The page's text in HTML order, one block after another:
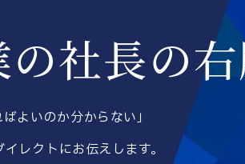
社長の
よいのか分からない」
レクトにお伝えします。